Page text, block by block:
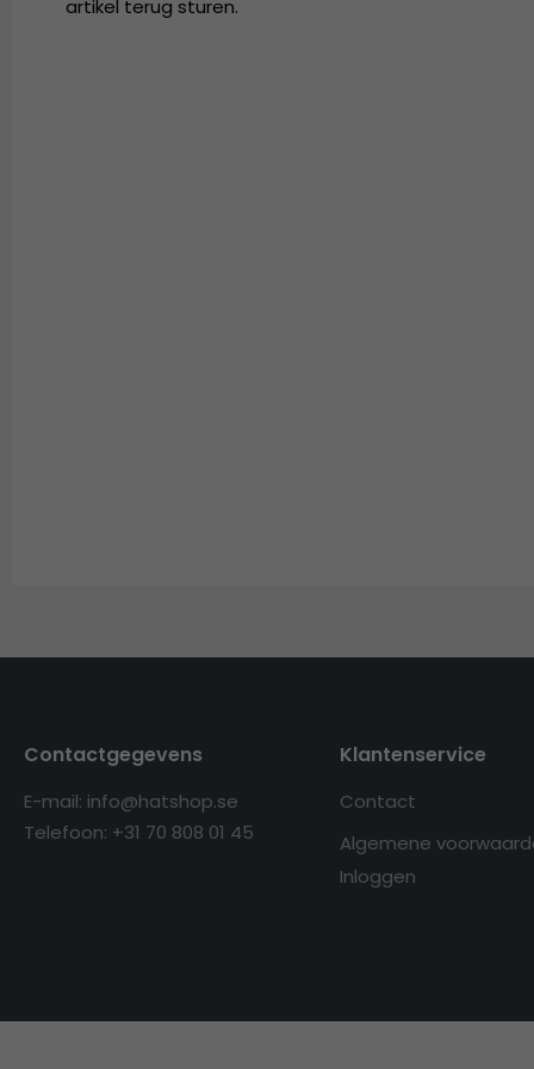
artikel terug sturen.
Contactgegevens
E-mail: info@hatshop.se
Telefoon: +31 70 808 01 45
Klantenservice
Contact
Algemene
Inloggen